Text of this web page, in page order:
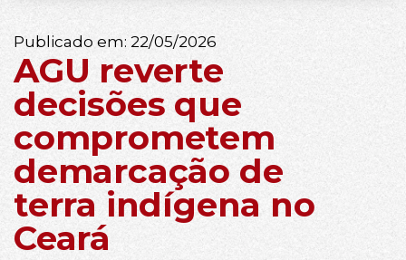
Publicado em: 22/05/2026
AGU reverte
decisões que
comprometem
demarcação de
terra indígena no
Ceará